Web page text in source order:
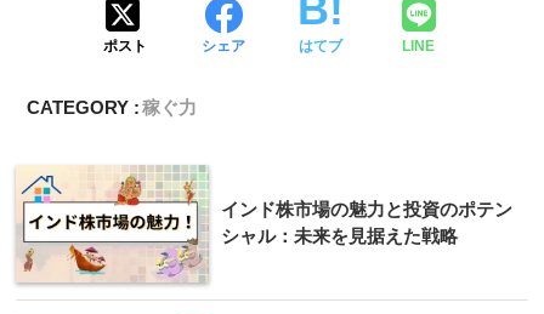
ポスト シェア はてブ LINE
CATEGORY :稼ぐ力
インド株市場の魅力と投資のポテン
シャル：未来を見据えた戦略